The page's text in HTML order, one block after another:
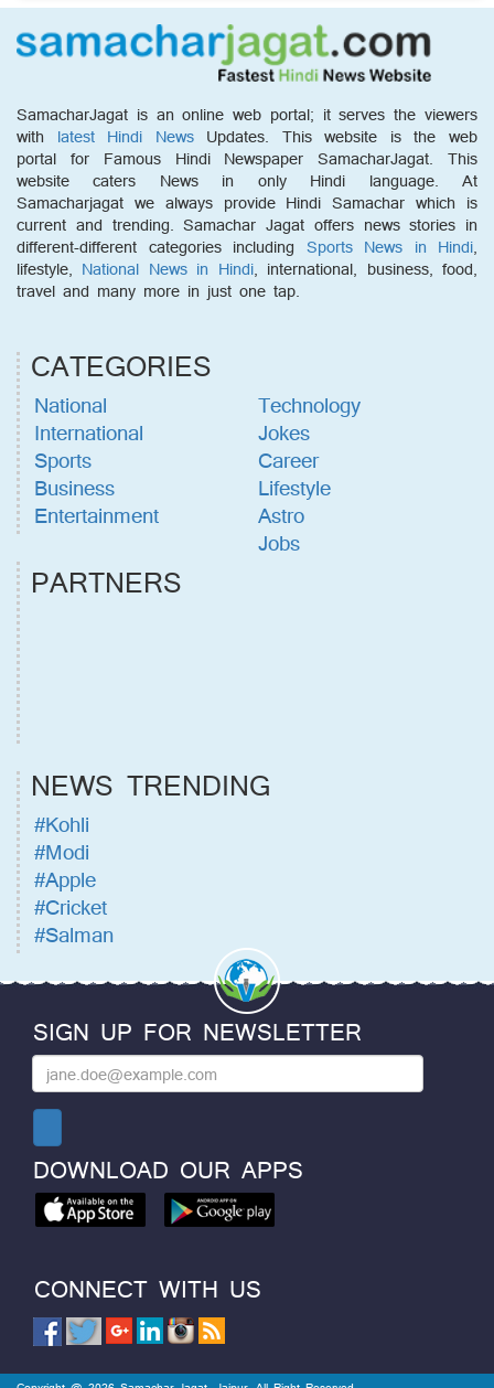
SamacharJagat is an online web portal; it serves the viewers
with latest Hindi NewsUpdates. This website is the web
portal for Famous Hindi Newspaper SamacharJagat. This
website caters News in only Hindi language. At
Samacharjagat we always provide Hindi Samachar which is
current and trending. Samachar Jagat offers news stories in
different-different categories including Sports News in Hindi,
lifestyle, National News in Hindi, international, business, food,
travel and many more in just one tap.
CATEGORIES
National
International
Sports
Business
Entertainment
Technology
Jokes
Career
Lifestyle
Astro
Jobs
PARTNERS
NEWS TRENDING
#Kohli
#Modi
#Apple
#Cricket
#Salman
SIGN UP FOR NEWSLETTER
DOWNLOAD OUR APPS
CONNECT WITH US